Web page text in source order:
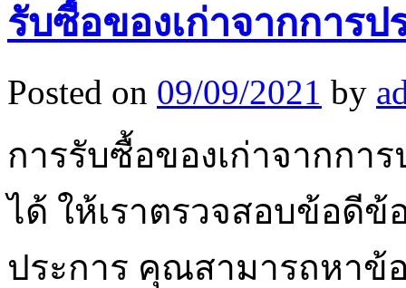
รับซื้อของเก่าจากการป
Posted on 09/09/2021 by
การรับซื้อของเก่าจากกา
ได้ ให้เราตรวจสอบข้อดี
ประการ คุณสามารถหาข้